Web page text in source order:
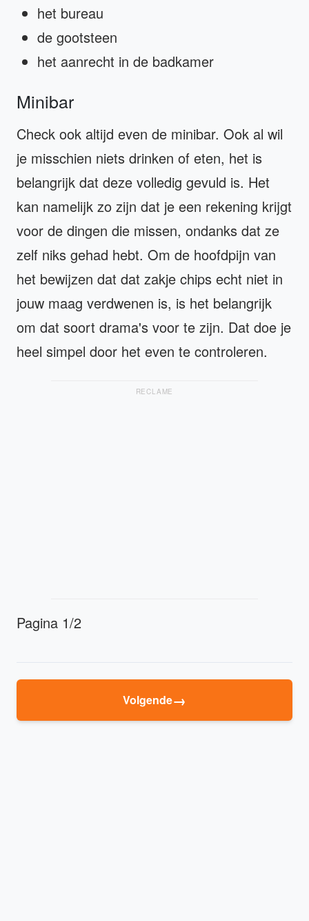
het bureau
de gootsteen
het aanrecht in de badkamer
Minibar
Check ook altijd even de minibar. Ook al wil
je misschien niets drinken of eten, het is
belangrijk dat deze volledig gevuld is. Het
kan namelijk zo zijn dat je een rekening krijgt
voor de dingen die missen, ondanks dat ze
zelf niks gehad hebt. Om de hoofdpijn van
het bewijzen dat dat zakje chips echt niet in
jouw maag verdwenen is, is het belangrijk
om dat soort drama's voor te zijn. Dat doe je
heel simpel door het even te controleren.
RECLAME
Pagina 1/2
Volgende→